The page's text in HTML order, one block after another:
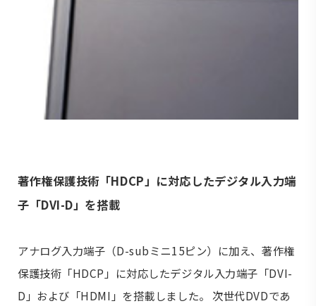
著作権保護技術「HDCP」に対応したデジタル入力端
子「DVI-D」を搭載
アナログ入力端子（D-subミニ15ピン）に加え、著作権
保護技術「HDCP」に対応したデジタル入力端子「DVI-
D」および「HDMI」を搭載しました。 次世代DVDであ